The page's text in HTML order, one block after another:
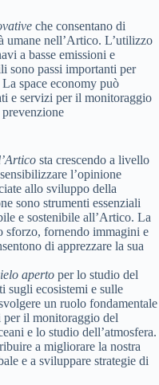
che consentano di
umane nell’Artico. L’utilizzo
a basse emissioni e
sono passi importanti per
space economy può
e servizi per il monitoraggio
sta crescendo a livello
l’opinione
allo sviluppo della
sono strumenti essenziali
e sostenibile all’Artico. La
sforzo, fornendo immagini e
di apprezzare la sua
aperto per lo studio del
sugli ecosistemi e sulle
un ruolo fondamentale
per il monitoraggio del
e lo studio dell’atmosfera.
a migliorare la nostra
e a sviluppare strategie di